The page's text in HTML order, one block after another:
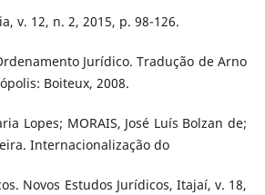
v. 12, n. 2, 2015, p. 98-126.
Jurídico. Tradução de Arno
Boiteux, 2008.
Lopes; MORAIS, José Luís Bolzan de;
Internacionalização do
Novos Estudos Jurídicos, Itajaí, v. 18,